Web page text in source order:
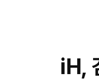
iH,